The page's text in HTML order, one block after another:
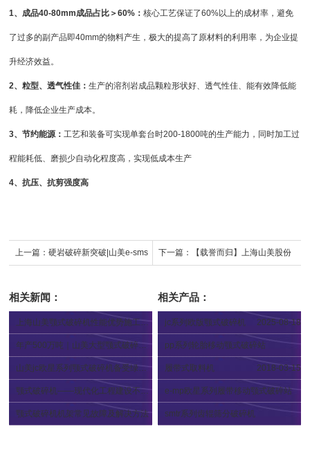
1、成品40-80mm成品占比＞60%：核心工艺保证了60%以上的成材率，避免
了过多的副产品即40mm的物料产生，极大的提高了原材料的利用率，为企业提
升经济效益。
2、粒型、透气性佳：生产的溶剂岩成品颗粒形状好、透气性佳、能有效降低能
耗，降低企业生产成本。
3、节约能源： 工艺和装备可实现单套台时200-1800吨的生产能力，同时加工过
程能耗低、磨损少自动化程度高，实现低成本生产
4、抗压、抗剪强度高
上一篇： 硬岩破碎新突破|山美e-sms
升
下一篇： 【载誉而归】上海山美股份
览会
相关新闻：
2025-07-25
2025-07-24
2024-09-13
2024-07-27
颚式破碎机机架常见故障及解决方法
相关产品：
jc系列欧版颚式破碎机 2025-08-18
pp系列轮胎移动颚式破碎站
2024-09-05
履带式取料机 2018-03-15
e-mp欧星系列履带移动颚式破碎站
2024-09-05
smtr系列齿辊筛分破碎机